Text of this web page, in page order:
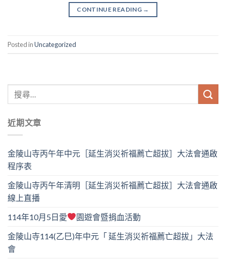
CONTINUE READING →
Posted inUncategorized
近期文章
金陵山寺丙午年中元［延生消災祈福薦亡超拔］大法會通啟
程序表
金陵山寺丙午年清明［延生消災祈福薦亡超拔］大法會通啟
線上直播
114年10月5日愛
園遊會暨捐血活動
金陵山寺114(乙巳)年中元「 延生消災祈福薦亡超拔」大法
會